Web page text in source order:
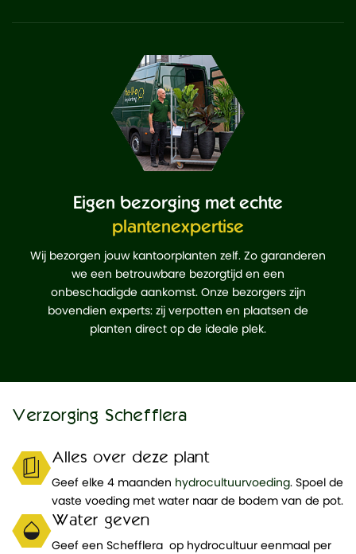
Eigen bezorging met echte
plantenexpertise
Wij bezorgen jouw kantoorplanten zelf. Zo garanderen
we een betrouwbare bezorgtijd en een
onbeschadigde aankomst. Onze bezorgers zijn
bovendien experts: zij verpotten en plaatsen de
planten direct op de ideale plek.
Verzorging Schefflera
Alles over deze plant
Geef elke 4 maanden hydrocultuurvoeding. Spoel de
vaste voeding met water naar de bodem van de pot.
Water geven
Geef een Schefflera op hydrocultuur eenmaal per